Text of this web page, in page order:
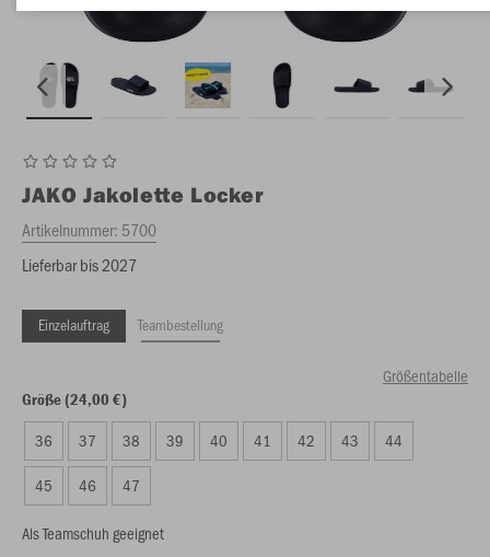
JAKO Jakolette Locker
Artikelnummer: 5700
Lieferbar bis 2027
Einzelauftrag Teambestellung
Größentabelle
Größe (24,00 €)
36 37 38 39 40 41 42 43 44
45 46 47
Als Teamschuh geeignet